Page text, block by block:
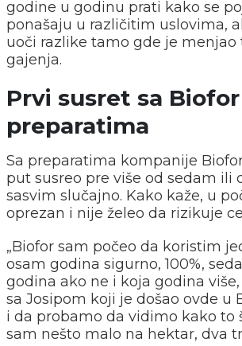
godine u godinu prati kako se
ponašaju u različitim uslovima,
uoči razlike tamo gde je menjao
gajenja.
Prvi susret sa Biofor
preparatima
Sa preparatima kompanije
put susreo pre više od sedam ili
sasvim slučajno. Kako kaže, u
oprezan i nije želeo da rizikuje
„Biofor sam počeo da koristim
osam godina sigurno, 100%,
godina ako ne i koja godina
sa Josipom koji je došao ovde u
i da probamo da vidimo kako to
sam nešto malo na hektar, dva